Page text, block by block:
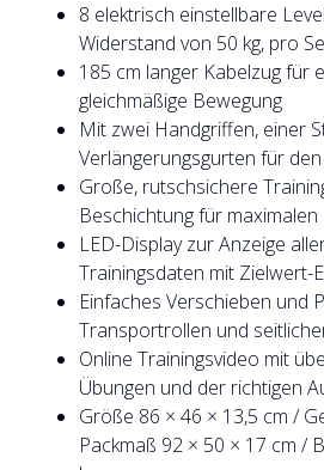
8 elektrisch einstellbare
Widerstand von 50 kg, pro
185 cm langer Kabelzug für
gleichmäßige Bewegung
Mit zwei Handgriffen, einer
Verlängerungsgurten für
Große, rutschsichere
Beschichtung für maximalen
LED-Display zur Anzeige
Trainingsdaten mit Zielwert-
Einfaches Verschieben und
Transportrollen und
Online Trainingsvideo mit
Übungen und der richtigen
Größe 86 × 46 × 13,5 cm /
Packmaß 92 × 50 × 17 cm /